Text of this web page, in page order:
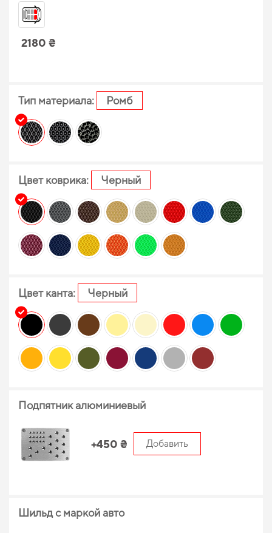
2180 ₴
Тип материала: Ромб
Цвет коврика: Черный
Цвет канта: Черный
Подпятник алюминиевый
+450 ₴ Добавить
Шильд с маркой авто